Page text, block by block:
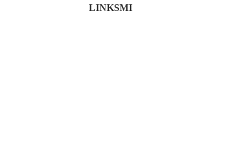
LINKSMI